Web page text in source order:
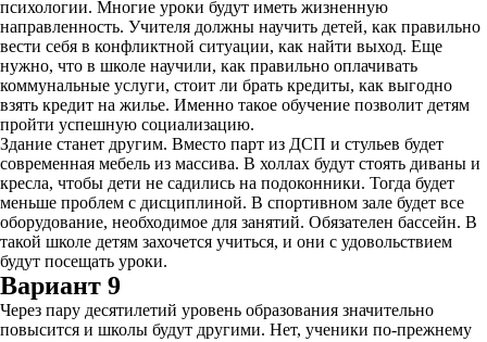
психологии. Многие уроки будут иметь жизненную
направленность. Учителя должны научить детей, как правильно
вести себя в конфликтной ситуации, как найти выход. Еще
нужно, что в школе научили, как правильно оплачивать
коммунальные услуги, стоит ли брать кредиты, как выгодно
взять кредит на жилье. Именно такое обучение позволит детям
пройти успешную социализацию.
Здание станет другим. Вместо парт из ДСП и стульев будет
современная мебель из массива. В холлах будут стоять диваны и
кресла, чтобы дети не садились на подоконники. Тогда будет
меньше проблем с дисциплиной. В спортивном зале будет все
оборудование, необходимое для занятий. Обязателен бассейн. В
такой школе детям захочется учиться, и они с удовольствием
будут посещать уроки.
Вариант 9
Через пару десятилетий уровень образования значительно
повысится и школы будут другими. Нет, ученики по-прежнему